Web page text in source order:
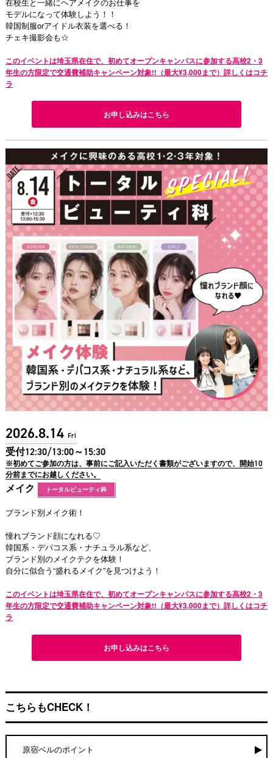
モデルになって体験しよう！！
韓国制服orアイドル衣装を選べる！
チェキ撮影会も☆
このイベントは埼玉県在住で、初めてオープンキャンパスに参加する高校2・3
年生の方限定で交通費補助キャンペーン対象!!（最大¥3,000まで）詳しくはコチ
ラ
お申し込みはこちら
2026.8.14 Fri
受付12:30/13:00～15:30
※初めてご参加の方は、事前にご記入いただく書類がございますので、開始10
分前までにお越しください。
メイク トータルビューティ科
ブランド別メイク術！
憧れブランド顔になれる♡
韓国系・デパコス系・ナチュラル系など、
ブランド別のメイクテクを体験！
自分に似合う“盛れるメイク”を見つけよう！
このイベントは埼玉県在住で、初めてオープンキャンパスに参加する高校2・3
年生の方限定で交通費補助キャンペーン対象!!（最大¥3,000まで）詳しくはコチ
ラ
お申し込みはこちら
こちらもCHECK！
原宿ベルのポイント